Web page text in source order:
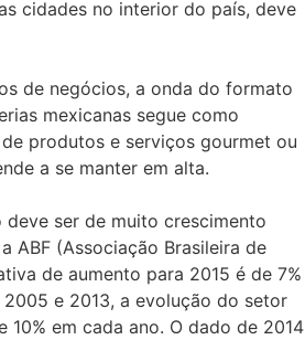
cidades no interior do país, deve
de negócios, a onda do formato
mexicanas segue como
produtos e serviços gourmet ou
a se manter em alta.
deve ser de muito crescimento
ABF (Associação Brasileira de
de aumento para 2015 é de 7%
e 2013, a evolução do setor
10% em cada ano. O dado de 2014